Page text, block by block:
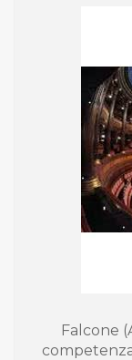
Falcone